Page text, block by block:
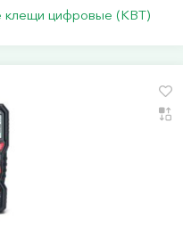
клещи цифровые (КВТ)